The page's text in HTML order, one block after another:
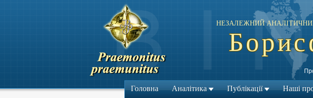
НЕЗАЛЕЖНИЙ
Головна Аналітика Публікації Наші